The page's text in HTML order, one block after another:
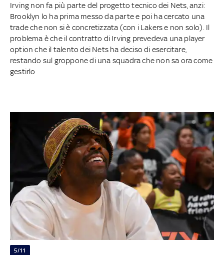
Irving non fa più parte del progetto tecnico dei Nets, anzi:
Brooklyn lo ha prima messo da parte e poi ha cercato una
trade che non si è concretizzata (con i Lakers e non solo). Il
problema è che il contratto di Irving prevedeva una player
option che il talento dei Nets ha deciso di esercitare,
restando sul groppone di una squadra che non sa ora come
gestirlo
5/11